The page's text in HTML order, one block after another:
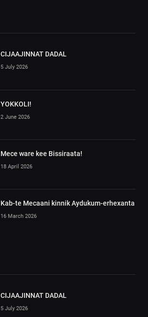
CIJAAJINNAT DADAL
5 July 2026
YOKKOLI!
2 June 2026
Mece ware kee Bissiraata!
18 April 2026
Kab-te Mecaani kinnik Aydukum-erhexanta
16 March 2026
CIJAAJINNAT DADAL
5 July 2026